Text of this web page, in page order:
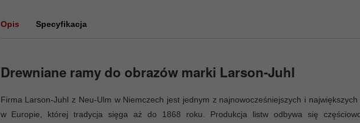
Opis Specyfikacja
Drewniane ramy do obrazów marki Larson-Juhl
Firma Larson-Juhl z Neu-Ulm w Niemczech jest jednym z najnowocześniejszych i
w Europie, której tradycja sięga aż do 1868 roku. Produkcja listw odbywa się